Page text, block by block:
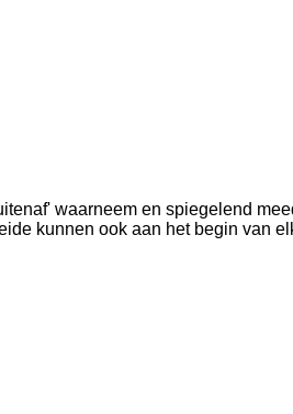
waarneem en spiegelend
kunnen ook aan het begin van